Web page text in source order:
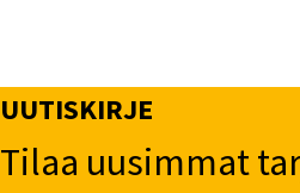
sivulla.
UUTISKIRJE
Tilaa uusimmat